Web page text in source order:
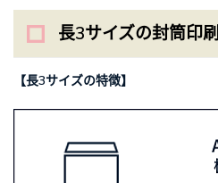
長3サイズの封筒印刷
【長3サイズの特徴】